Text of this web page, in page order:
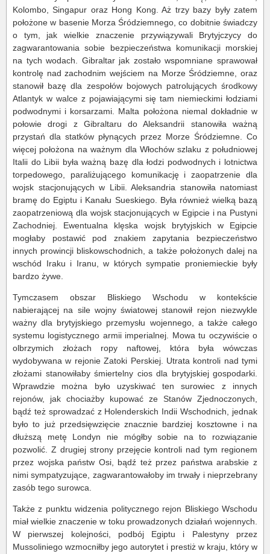
Kolombo, Singapur oraz Hong Kong. Aż trzy bazy były zatem
położone w basenie Morza Śródziemnego, co dobitnie świadczy
o tym, jak wielkie znaczenie przywiązywali Brytyjczycy do
zagwarantowania sobie bezpieczeństwa komunikacji morskiej
na tych wodach. Gibraltar jak zostało wspomniane sprawował
kontrolę nad zachodnim wejściem na Morze Śródziemne, oraz
stanowił bazę dla zespołów bojowych patrolujących środkowy
Atlantyk w walce z pojawiającymi się tam niemieckimi łodziami
podwodnymi i korsarzami. Malta położona niemal dokładnie w
połowie drogi z Gibraltaru do Aleksandrii stanowiła ważną
przystań dla statków płynących przez Morze Śródziemne. Co
więcej położona na ważnym dla Włochów szlaku z południowej
Italii do Libii była ważną bazę dla łodzi podwodnych i lotnictwa
torpedowego, paraliżującego komunikację i zaopatrzenie dla
wojsk stacjonujących w Libii. Aleksandria stanowiła natomiast
bramę do Egiptu i Kanału Sueskiego. Była również wielką bazą
zaopatrzeniową dla wojsk stacjonujących w Egipcie i na Pustyni
Zachodniej. Ewentualna klęska wojsk brytyjskich w Egipcie
mogłaby postawić pod znakiem zapytania bezpieczeństwo
innych prowincji bliskowschodnich, a także położonych dalej na
wschód Iraku i Iranu, w których sympatie proniemieckie były
bardzo żywe.
Tymczasem obszar Bliskiego Wschodu w kontekście
nabierającej na sile wojny światowej stanowił rejon niezwykle
ważny dla brytyjskiego przemysłu wojennego, a także całego
systemu logistycznego armii imperialnej. Mowa tu oczywiście o
olbrzymich złożach ropy naftowej, która była wówczas
wydobywana w rejonie Zatoki Perskiej. Utrata kontroli nad tymi
złożami stanowiłaby śmiertelny cios dla brytyjskiej gospodarki.
Wprawdzie można było uzyskiwać ten surowiec z innych
rejonów, jak chociażby kupować ze Stanów Zjednoczonych,
bądź też sprowadzać z Holenderskich Indii Wschodnich, jednak
było to już przedsięwzięcie znacznie bardziej kosztowne i na
dłuższą metę Londyn nie mógłby sobie na to rozwiązanie
pozwolić. Z drugiej strony przejęcie kontroli nad tym regionem
przez wojska państw Osi, bądź też przez państwa arabskie z
nimi sympatyzujące, zagwarantowałoby im trwały i nieprzebrany
zasób tego surowca.
Także z punktu widzenia politycznego rejon Bliskiego Wschodu
miał wielkie znaczenie w toku prowadzonych działań wojennych.
W pierwszej kolejności, podbój Egiptu i Palestyny przez
Mussoliniego wzmocniłby jego autorytet i prestiż w kraju, który w